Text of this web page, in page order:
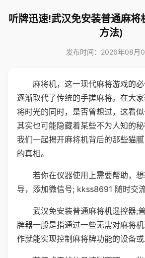
听牌迅速!武汉免安装普通麻将
方法)
发布时间：2026年08月
麻将机，这一现代麻将游戏的
逐渐取代了传统的手搓麻将。在大
将时光的同时，是否曾想过，这看似
其实也可能隐藏着某些不为人知的
我们一起揭开麻将机背后的那些猫
的真相。
若你在仪器使用上需要帮助，
导，添加微信号; kkss8691 随时交流
武汉免安装普通麻将机遥控器;
牌器一般是指通过一些无需对麻将
作就能实现控制麻将牌功能的设备或